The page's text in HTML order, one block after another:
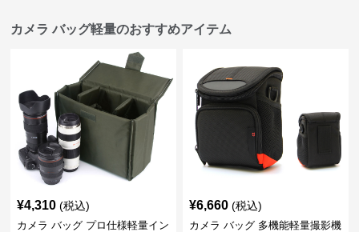
カメラ バッグ軽量のおすすめアイテム
¥4,310 (税込)
カメラ バッグ プロ仕様軽量イン
¥6,660 (税込)
カメラ バッグ 多機能軽量撮影機